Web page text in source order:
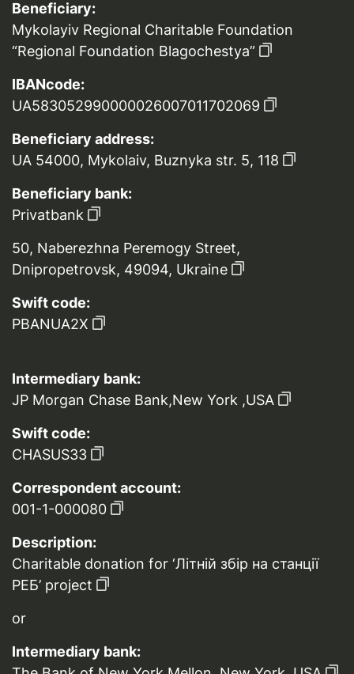
Beneficiary:
Mykolayiv Regional Charitable Foundation
“Regional Foundation Blagochestya”
IBANcode:
UA583052990000026007011702069
Beneficiary address:
UA 54000, Mykolaiv, Buznyka str. 5, 118
Beneficiary bank:
Privatbank
50, Naberezhna Peremogy Street,
Dnipropetrovsk, 49094, Ukraine
Swift code:
PBANUA2X
Intermediary bank:
JP Morgan Chase Bank,New York ,USA
Swift code:
CHASUS33
Correspondent account:
001-1-000080
Description:
Charitable donation for ‘Літній збір на станції
РЕБ’ project
or
Intermediary bank: